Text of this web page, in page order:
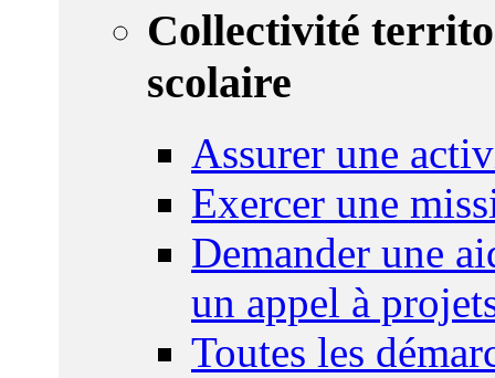
Collectivité
scolaire
Assurer une
Exercer une
Demander une
un appel à
Toutes les